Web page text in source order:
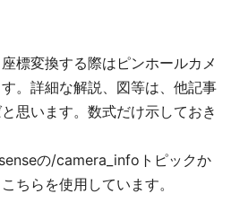
標変換する際はピンホールカメ
。詳細な解説、図等は、他記事
思います。数式だけ示しておき
の/camera_infoトピックか
ちらを使用しています。